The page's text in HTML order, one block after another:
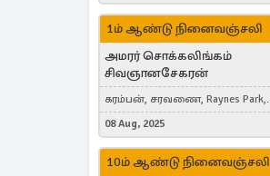
1ம் ஆண்டு நினைவஞ்சலி
அமரர் சொக்கலிங்கம்
சிவஞானசேகரன்
கரம்பன், சரவணை, Raynes Park,
London, United Kingdom
08 Aug, 2025
10ம் ஆண்டு நினைவஞ்சலி